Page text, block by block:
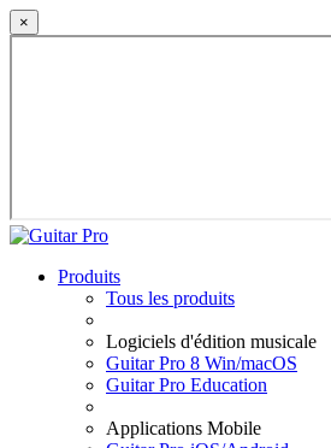
×
Produits
Tous les produits
Logiciels d'édition musicale
Guitar Pro 8 Win/macOS
Guitar Pro Education
Applications Mobile